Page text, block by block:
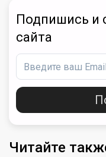
Подпишись и
сайта
Читайте